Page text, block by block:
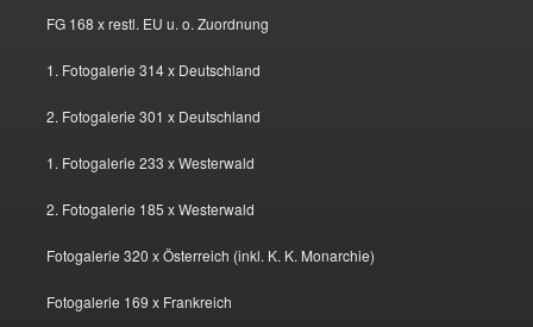
FG 168 x restl. EU u. o. Zuordnung
1. Fotogalerie 314 x Deutschland
2. Fotogalerie 301 x Deutschland
1. Fotogalerie 233 x Westerwald
2. Fotogalerie 185 x Westerwald
Fotogalerie 320 x Österreich (inkl. K. K. Monarchie)
Fotogalerie 169 x Frankreich